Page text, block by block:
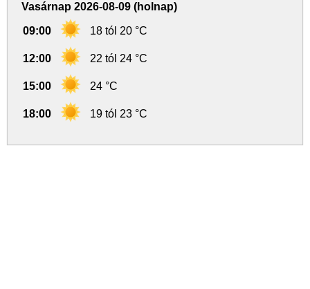
Vasárnap 2026-08-09 (holnap)
09:00 18 tól 20 °C
12:00 22 tól 24 °C
15:00 24 °C
18:00 19 tól 23 °C